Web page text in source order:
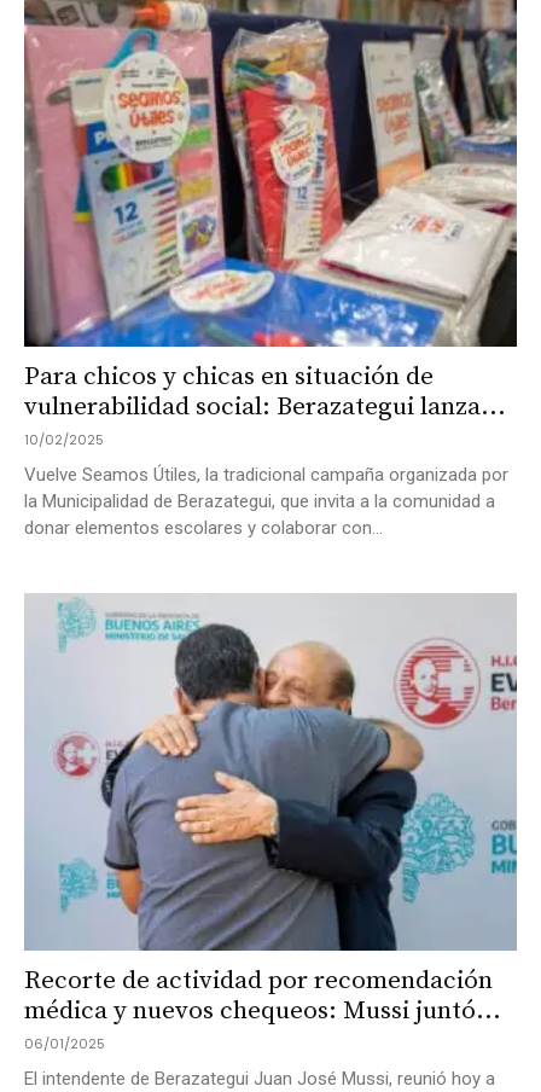
Para chicos y chicas en situación de
vulnerabilidad social: Berazategui lanza...
10/02/2025
Vuelve Seamos Útiles, la tradicional campaña organizada por
la Municipalidad de Berazategui, que invita a la comunidad a
donar elementos escolares y colaborar con...
Recorte de actividad por recomendación
médica y nuevos chequeos: Mussi juntó...
06/01/2025
El intendente de Berazategui Juan José Mussi, reunió hoy a